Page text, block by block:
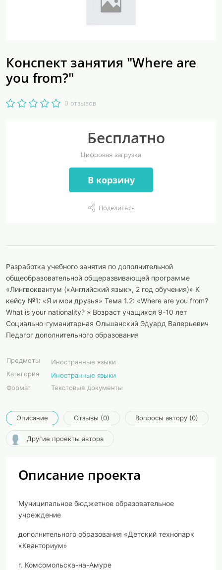
Конспект занятия "Where are
you from?"
0 отзывов
Бесплатно
Цифровая загрузка
В корзину
Поделиться
Разработка учебного занятия по дополнительной
общеобразовательной общеразвивающей программе
«Лингвоквантум («Английский язык», 2 год обучения)» К
кейсу №1: «Я и мои друзья» Тема 1.2: «Where are you from?
What is your nationality? » Возраст учащихся 9-10 лет
Социально-гуманитарная Ольшанский Эдуард Валерьевич
Педагог дополнительного образования
Предметы
Иностранные языки
Категория
Иностранные языки
Формат
Текстовые документы
Описание Отзывы (0) Вопросы автору (0)
Другие проекты автора
Описание проекта
Муниципальное бюджетное образовательное
учреждение
дополнительного образования «Детский технопарк
«Кванториум»
г. Комсомольска-на-Амуре